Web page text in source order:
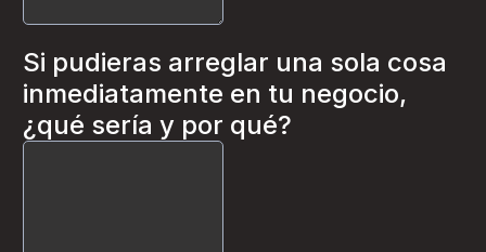
Si pudieras arreglar una sola cosa
inmediatamente en tu negocio,
¿qué sería y por qué?